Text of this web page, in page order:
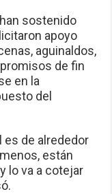
sostenido
apoyo
aguinaldos,
de fin
en la
del
es de alrededor
están
lo va a cotejar